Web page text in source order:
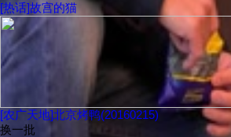
[热话]故宫的猫
[农广天地]北京烤鸭(20160215)
换一批